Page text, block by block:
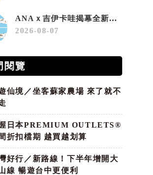
ANAｘ吉伊卡哇揭幕全新彩繪機「Chiikawa JET」
2026-08-07
閱覽
仙境／坐客蘇家農場 來了就不
日本PREMIUM OUTLETS®
折扣檔期 越買越划算
好行／新路線！下半年增開大
線 暢遊台中更便利